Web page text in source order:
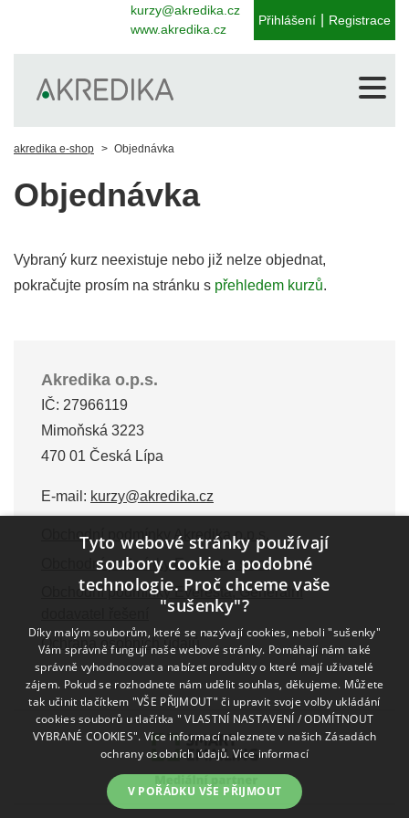
kurzy@akredika.cz
www.akredika.cz
Přihlášení Registrace
akredika e-shop Objednávka
Objednávka
Vybraný kurz neexistuje nebo již nelze objednat,
pokračujte prosím na stránku s přehledem kurzů.
Akredika o.p.s.
IČ: 27966119
Mimoňská 3223
470 01 Česká Lípa
E-mail: kurzy@akredika.cz
Obchodní podmínky Akredika o.p.s.
Obchodní podmínky Everesta, s.r.o.
Obchodní podmínky Everesta, Generální
Ochrana osobních údajů
Tyto webové stránky používají
soubory cookie a podobné
technologie. Proč chceme vaše
"sušenky"?
Díky malým souborům, které se nazývají cookies, neboli "sušenky"
Vám správně fungují naše webové stránky. Pomáhají nám také
správně vyhodnocovat a nabízet produkty o které mají uživatelé
zájem. Pokud se rozhodnete nám udělit souhlas, děkujeme. Můžete
tak učinit tlačítkem "VŠE PŘIJMOUT" či upravit svoje volby ukládání
cookies souborů u tlačítka " VLASTNÍ NASTAVENÍ / ODMÍTNOUT
VYBRANÉ COOKIES". Více informací naleznete v našich Zásadách
ochrany osobních údajů. Více informací
V POŘÁDKU VŠE PŘIJMOUT